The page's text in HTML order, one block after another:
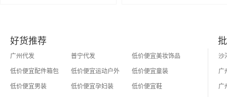
好货推荐
广州代发 普宁代发 低价便宜美妆饰品
低价便宜配件箱包 低价便宜运动户外 低价便宜童装
低价便宜男装 低价便宜孕妇装 低价便宜鞋